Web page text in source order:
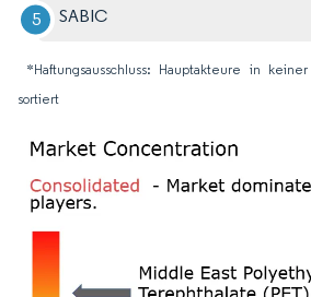
SABIC
*Haftungsausschluss: Hauptakteure in
sortiert